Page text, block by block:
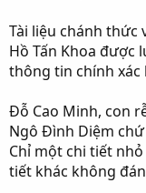
Tài liệu chánh thức
Hồ Tấn Khoa được
thông tin chính xác
Đỗ Cao Minh, con
Ngô Đình Diệm
Chỉ một chi tiết
tiết khác không